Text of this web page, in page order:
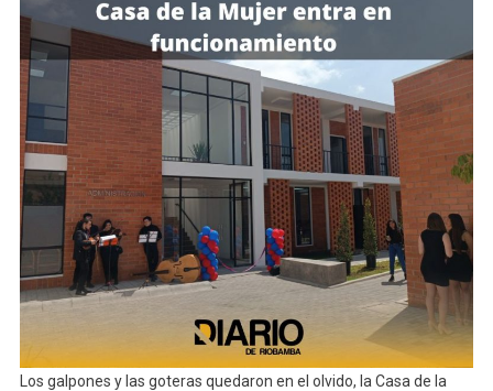
De
Mujer
Sitio
De
Los
Sueños
Y
Emprendimientos
Los galpones y las goteras quedaron en el olvido, la Casa de la